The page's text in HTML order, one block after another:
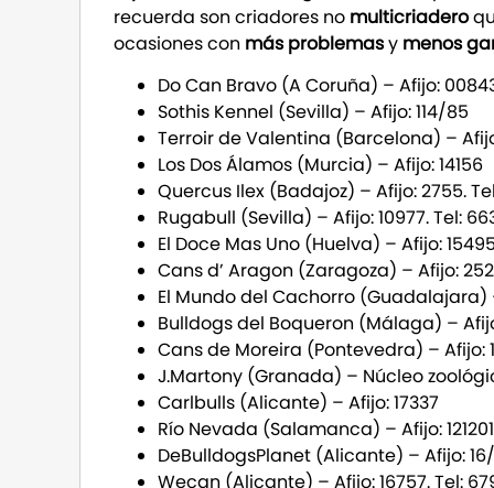
recuerda son criadores no multicriadero
ocasiones con más problemasy menos
Do Can Bravo (A Coruña) – Afijo:
Sothis Kennel (Sevilla) – Afijo: 114/85
Terroir de Valentina (Barcelona) –
Los Dos Álamos (Murcia) – Afijo: 14156
Quercus Ilex (Badajoz) – Afijo: 2755.
Rugabull (Sevilla) – Afijo: 10977. Tel:
El Doce Mas Uno (Huelva) – Afijo:
Cans d’ Aragon (Zaragoza) – Afijo:
El Mundo del Cachorro (Guadalajara)
Bulldogs del Boqueron (Málaga) –
Cans de Moreira (Pontevedra) – Afijo:
J.Martony (Granada) – Núcleo
Carlbulls (Alicante) – Afijo: 17337
Río Nevada (Salamanca) – Afijo:
DeBulldogsPlanet (Alicante) – Afijo: 16/
Wecan (Alicante) – Afijo: 16757. Tel: